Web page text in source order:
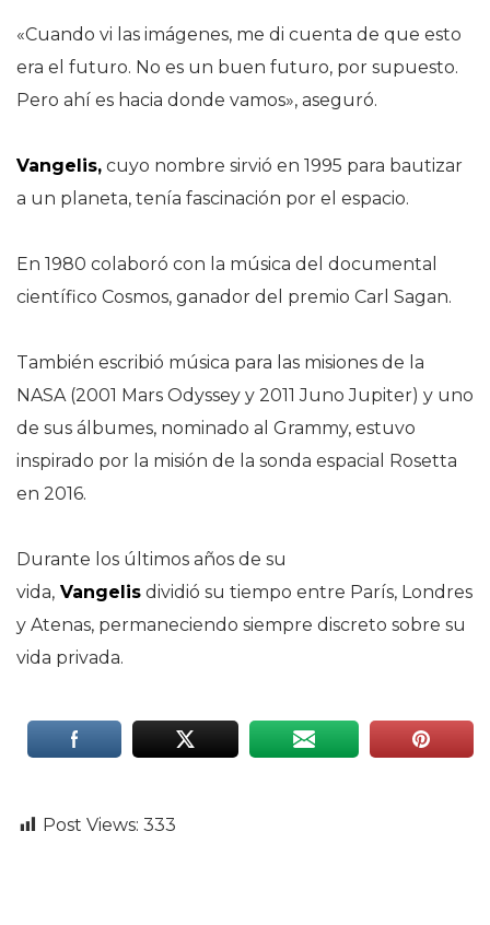
«Cuando vi las imágenes, me di cuenta de que esto
era el futuro. No es un buen futuro, por supuesto.
Pero ahí es hacia donde vamos», aseguró.
Vangelis, cuyo nombre sirvió en 1995 para bautizar
a un planeta, tenía fascinación por el espacio.
En 1980 colaboró con la música del documental
científico Cosmos, ganador del premio Carl Sagan.
También escribió música para las misiones de la
NASA (2001 Mars Odyssey y 2011 Juno Jupiter) y uno
de sus álbumes, nominado al Grammy, estuvo
inspirado por la misión de la sonda espacial Rosetta
en 2016.
Durante los últimos años de su
vida, Vangelis dividió su tiempo entre París, Londres
y Atenas, permaneciendo siempre discreto sobre su
vida privada.
Post Views: 333